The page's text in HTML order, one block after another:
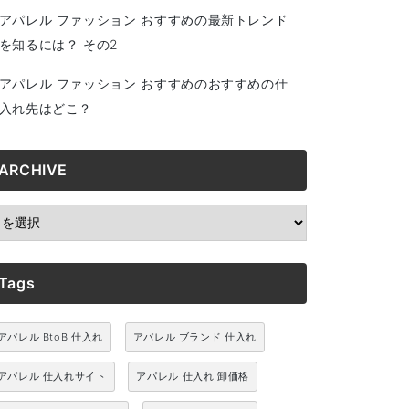
パレル ファッション おすすめの最新トレンド
知るには？ その2
パレル ファッション おすすめのおすすめの仕
れ先はどこ？
パレル BtoB 仕入れ アパレル ブランド 仕入れ
パレル 仕入れサイト アパレル 仕入れ 卸価格